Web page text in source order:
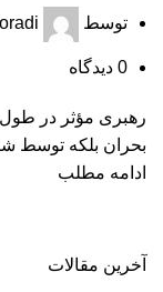
توسط
0 دیدگاه
رهبری مؤثر در طول
بحران بلکه توسط
ادامه مطلب
آخرین مقالات